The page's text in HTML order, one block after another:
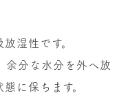
湿性です。
余分な水分を外へ放
に保ちます。